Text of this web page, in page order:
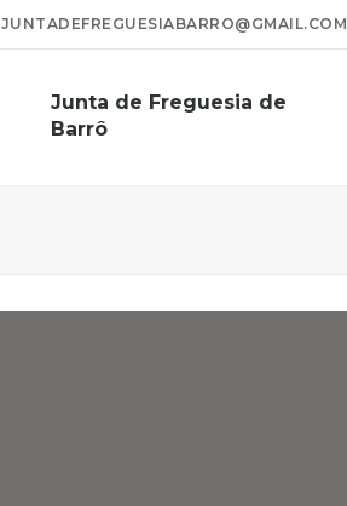
JUNTADEFREGUESIABARRO@GMAIL.COM
Junta de Freguesia de
Barrô